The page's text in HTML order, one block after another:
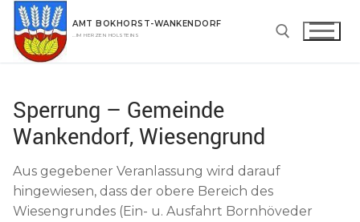
Zum
Inhalt
springen
AMT BOKHORST-WANKENDORF
…IM HERZEN HOLSTEINS
Sperrung – Gemeinde
Wankendorf, Wiesengrund
Aus gegebener Veranlassung wird darauf
hingewiesen, dass der obere Bereich des
Wiesengrundes (Ein- u. Ausfahrt Bornhöveder